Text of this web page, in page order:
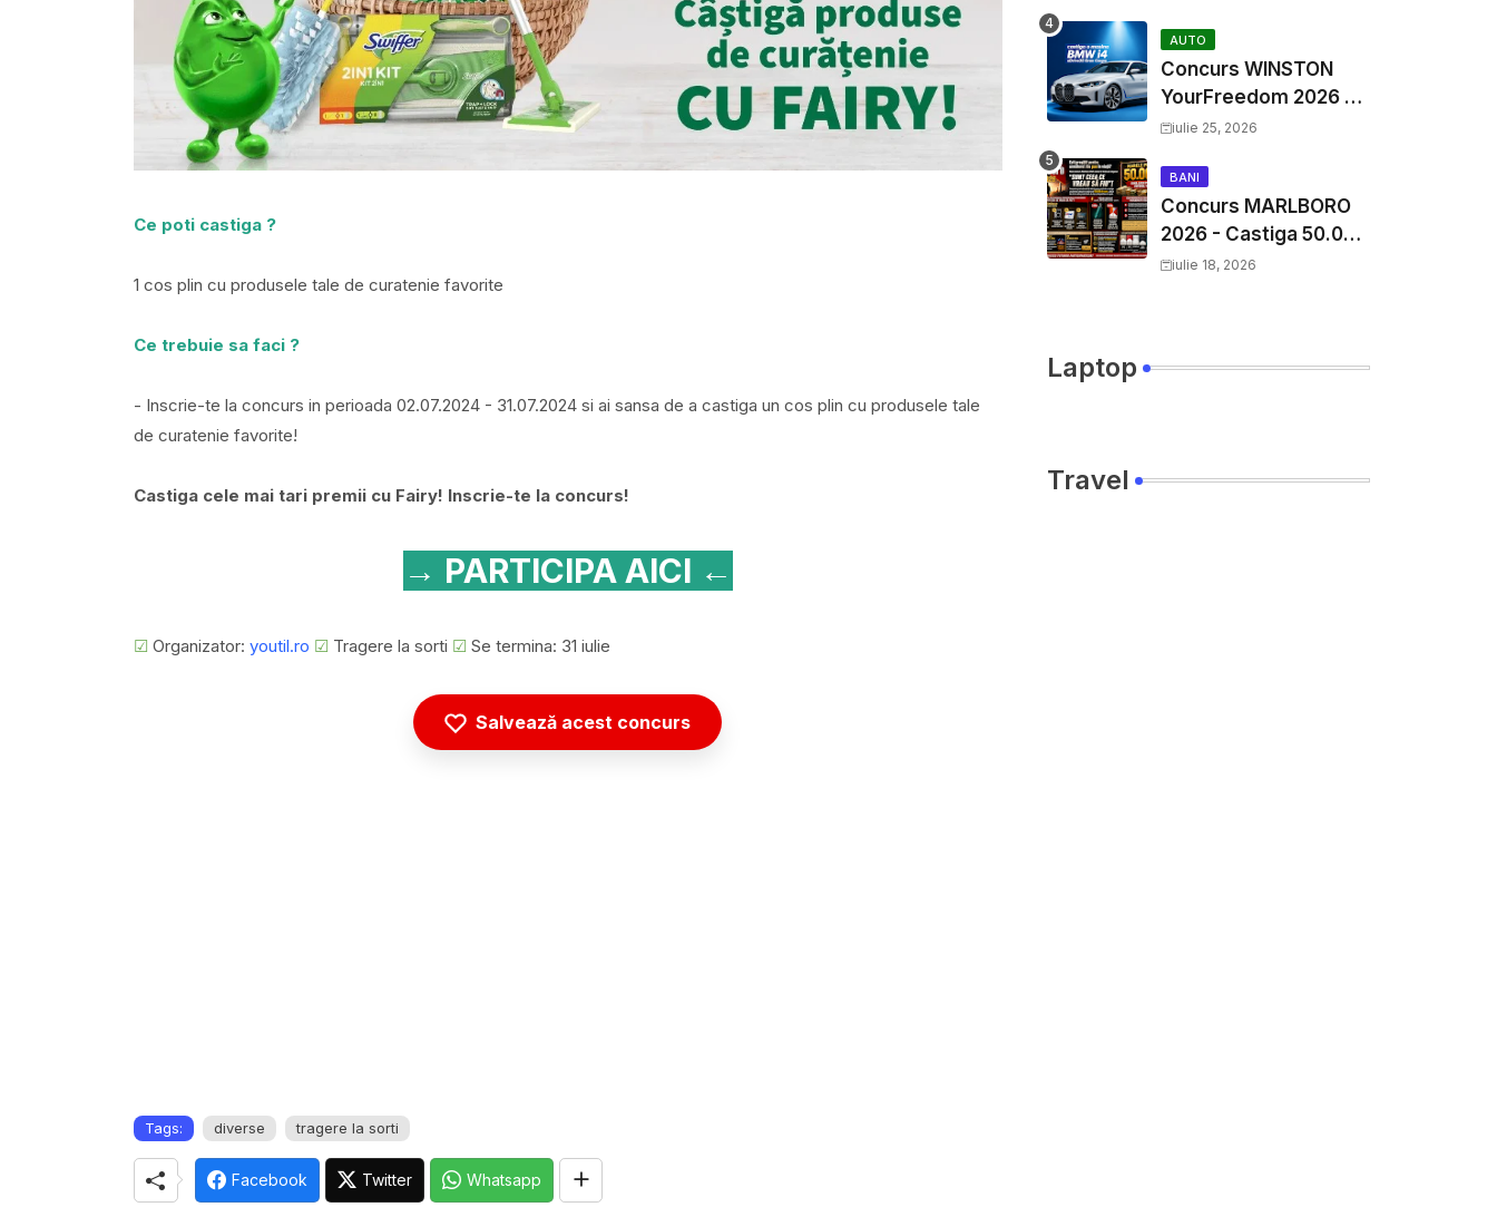
Ce poti castiga ?
1 cos plin cu produsele tale de curatenie favorite
Ce trebuie sa faci ?
- Inscrie-te la concurs in perioada 02.07.2024 - 31.07.2024 si ai sansa de a castiga un cos plin cu produsele tale
de curatenie favorite!
Castiga cele mai tari premii cu Fairy! Inscrie-te la concurs!
→ PARTICIPA AICI ←
☑ Organizator: youtil.ro ☑ Tragere la sorti ☑ Se termina: 31 iulie
Salvează acest concurs
Tags: diverse tragere la sorti
Facebook Twitter Whatsapp
AUTO
Concurs WINSTON
YourFreedom 2026 -
Castiga o masina
premii cash
iulie 25, 2026
BANI
Concurs MARLBORO
2026 - Castiga 50.000
EURO pe
iulie 18, 2026
Laptop
Travel